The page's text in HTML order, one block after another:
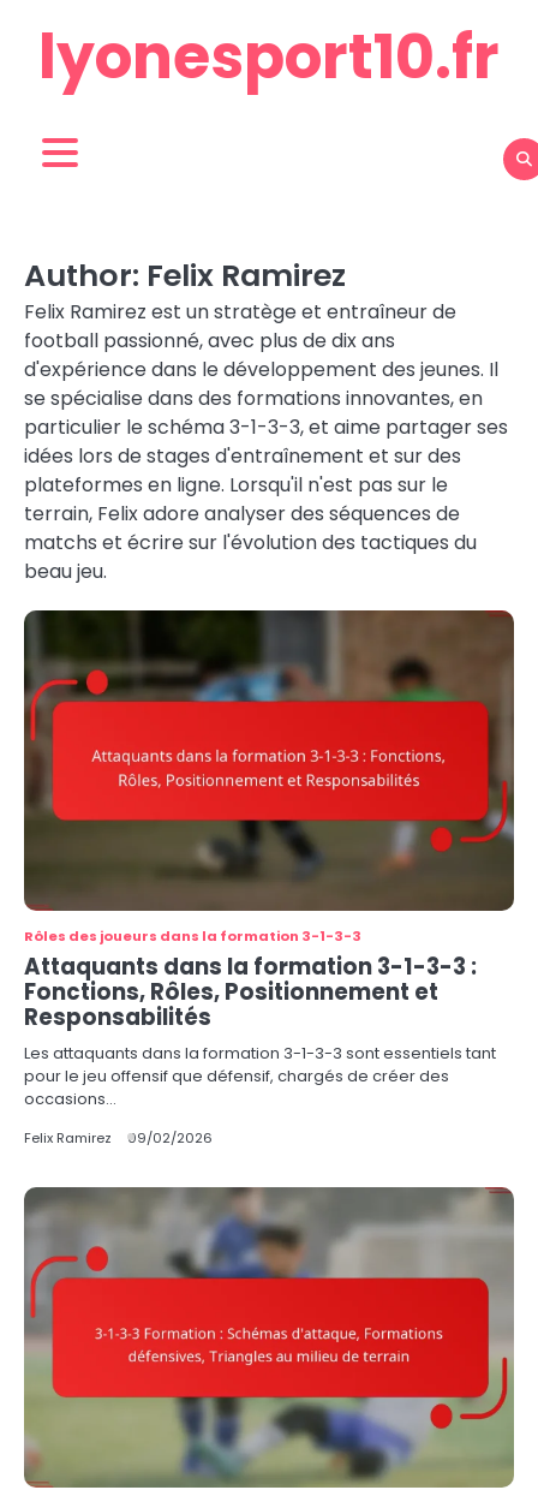
contentlyonesport10.fr
Author: Felix Ramirez
Felix Ramirez est un stratège et entraîneur de
football passionné, avec plus de dix ans
d'expérience dans le développement des jeunes. Il
se spécialise dans des formations innovantes, en
particulier le schéma 3-1-3-3, et aime partager ses
idées lors de stages d'entraînement et sur des
plateformes en ligne. Lorsqu'il n'est pas sur le
terrain, Felix adore analyser des séquences de
matchs et écrire sur l'évolution des tactiques du
beau jeu.
Rôles des joueurs dans la formation 3-1-3-3
Attaquants dans la formation 3-1-3-3 :
Fonctions, Rôles, Positionnement et
Responsabilités
Les attaquants dans la formation 3-1-3-3 sont essentiels tant
pour le jeu offensif que défensif, chargés de créer des
occasions…
Felix Ramirez 09/02/2026